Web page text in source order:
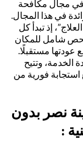
مجال مكافحة
في هذا المجال.
إذ تبدأ كل
شامل للمكان
عودتها مستقبلًا.
الخدمة، وتتيح
استجابة فورية من
نصر بدون
: